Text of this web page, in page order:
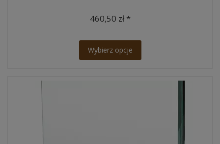
460,50 zł *
Wybierz opcje